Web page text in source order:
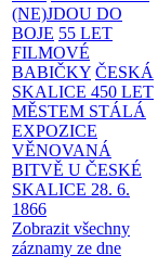
(NE)JDOU DO
BOJE 55 LET
FILMOVÉ
BABIČKY ČESKÁ
SKALICE 450 LET
MĚSTEM STÁLÁ
EXPOZICE
VĚNOVANÁ
BITVĚ U ČESKÉ
SKALICE 28. 6.
1866
Zobrazit všechny
záznamy ze dne